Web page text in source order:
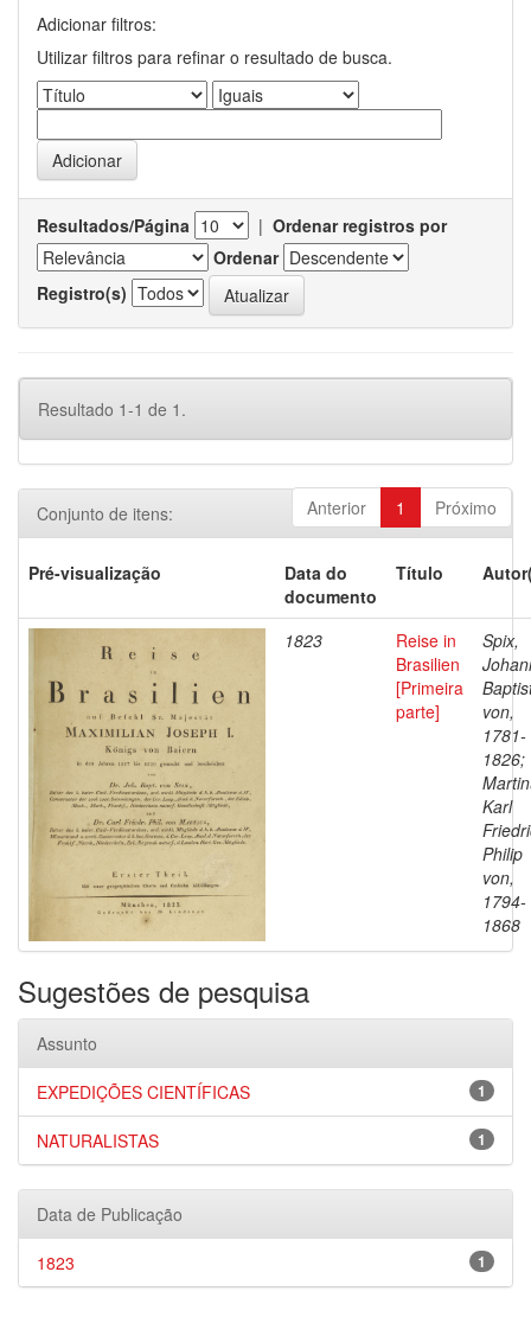
Adicionar filtros:
Utilizar filtros para refinar o resultado de busca.
Resultados/Página | Ordenar registros por
Ordenar
Registro(s)
Resultado 1-1 de 1.
Anterior 1 Próximo
Conjunto de itens:
Pré-visualização
Data do
documento
Título
1823
Reise in
Brasilien
[Primeira
parte]
Spix,
von,
1781-
1826;
Karl
Philip
von,
1794-
1868
Sugestões de pesquisa
Assunto
1
EXPEDIÇÕES CIENTÍFICAS
1
NATURALISTAS
Data de Publicação
1
1823